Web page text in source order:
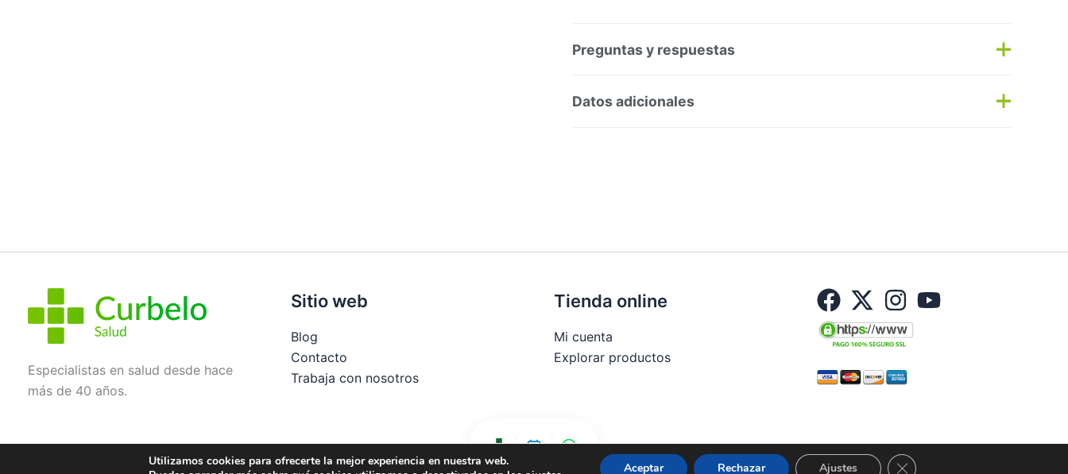
Preguntas y respuestas
Preguntas y respuestas
Datos adicionales
Especialistas en salud desde hace
más de 40 años.
Sitio web
Blog
Contacto
Trabaja con nosotros
Tienda online
Mi cuenta
Explorar productos
Política de privacidad
Condiciones de compra
Utilizamos cookies para ofrecerte la mejor experiencia en nuestra web.
Aceptar Rechazar Ajustes Cerrar el banner de cookies